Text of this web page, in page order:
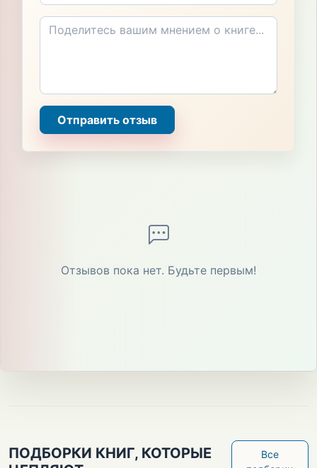
Отправить отзыв
Отзывов пока нет. Будьте первым!
ПОДБОРКИ КНИГ, КОТОРЫЕ
Все